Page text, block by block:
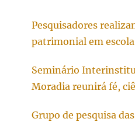
Pesquisadores
patrimonial em
Seminário
Moradia reunirá fé,
Grupo de pesquisa